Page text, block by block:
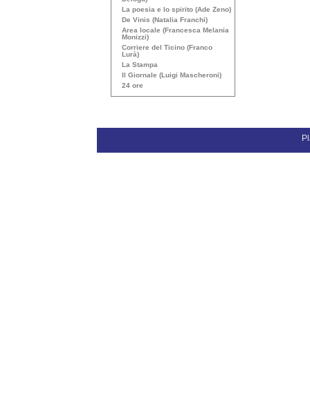
La poesia e lo spirito (Ade Zeno)
De Vinis (Natalia Franchi)
Area locale (Francesca Melania
Monizzi)
Corriere del Ticino (Franco
Lurà)
La Stampa
Il Giornale (Luigi Mascheroni)
24 ore